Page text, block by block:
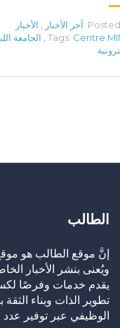
Posted آخر الأخبار , الأخبار
Tags: Centre
, الجامعة
الطالب
إنَّ موقع الطالب هو
ويُعنى بنشر الأخبار
يقدم خدمات وفرصًا
تطوير الذات وبناء
الوظيفي عبر توفير